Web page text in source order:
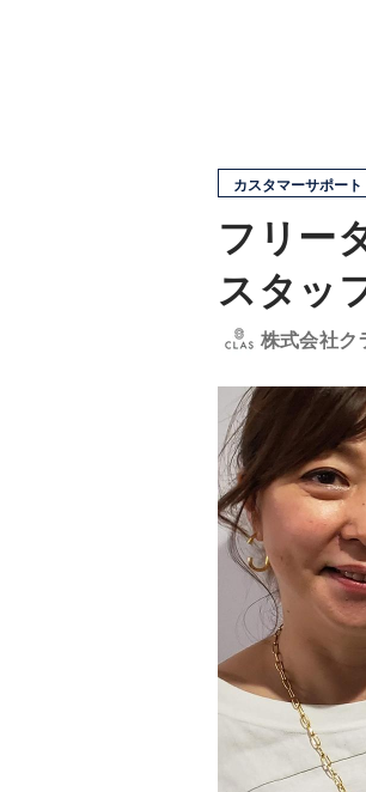
カスタマーサポート
フリー
スタッ
株式会社ク